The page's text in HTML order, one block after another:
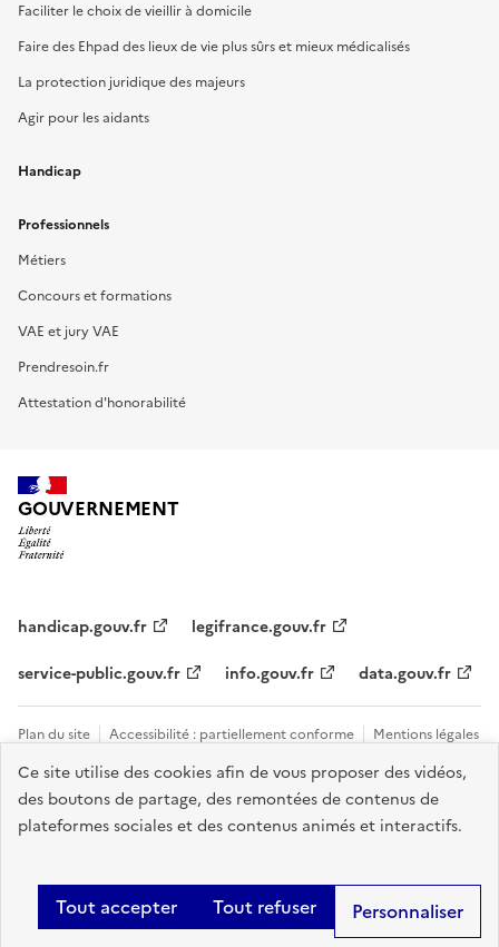
Ce site utilise des cookies afin de vous proposer des vidéos,
des boutons de partage, des remontées de contenus de
plateformes sociales et des contenus animés et interactifs.
Tout accepter Tout refuser Personnaliser
Faciliter le choix de vieillir à domicile
Faire des Ehpad des lieux de vie plus sûrs et mieux médicalisés
La protection juridique des majeurs
Agir pour les aidants
Handicap
Professionnels
Métiers
Concours et formations
VAE et jury VAE
Prendresoin.fr
Attestation d'honorabilité
GOUVERNEMENT
handicap.gouv.fr
legifrance.gouv.fr
service-public.gouv.fr
info.gouv.fr data.gouv.fr
Plan du site Accessibilité : partiellement conforme
Mentions légales
Données personnelles et cookies
Tous les contacts et sites utiles
Gestion des cookies